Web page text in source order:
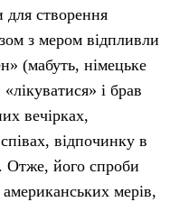
для створення
з мером відпливли
(мабуть, німецьке
і брав
вечірках,
відпочинку в
Отже, його спроби
мерів,